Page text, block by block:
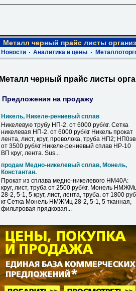
Металл черный прайс листы
Новости Аналитика и цены
Металл черный прайс листы
Предложения на продажу
Никель, Никеле-рениевый сплав
Никелевую трубу НП-2. от 6000 руб/кг. Сетка
никелевая НП-2. от 6000 руб/кг Никель прокат
лента, лист, круг, проволока, труба НП2;
от 3500 руб/кг Никеле-рениевый сплав НР-10
ВП круг, лента. Sus...
продам Медно-никелевый сплав, Монель,
Константан.
Прокат из сплава медно-никелевого НМ40А:
круг, лист, труба от 2500 руб/кг. Монель
28-2, 5-1, 5 круг, лист, лента, труба. от 1800
кг Сетка Монель НМЖМц 28-2, 5-1, 5 тканная,
фильтровая прядковая...